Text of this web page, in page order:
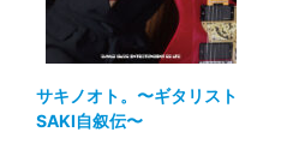
サキノオト。〜ギタリスト
SAKI自叙伝〜